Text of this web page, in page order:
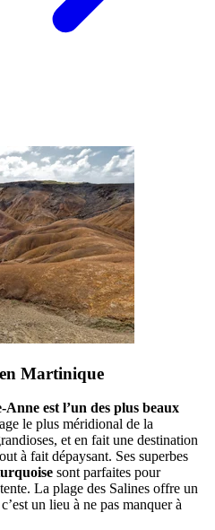
Martinique
Anne est l’un des plus beaux
le plus méridional de la
et en fait une destination
à fait dépaysant. Ses superbes
sont parfaites pour
La plage des Salines offre un
un lieu à ne pas manquer à